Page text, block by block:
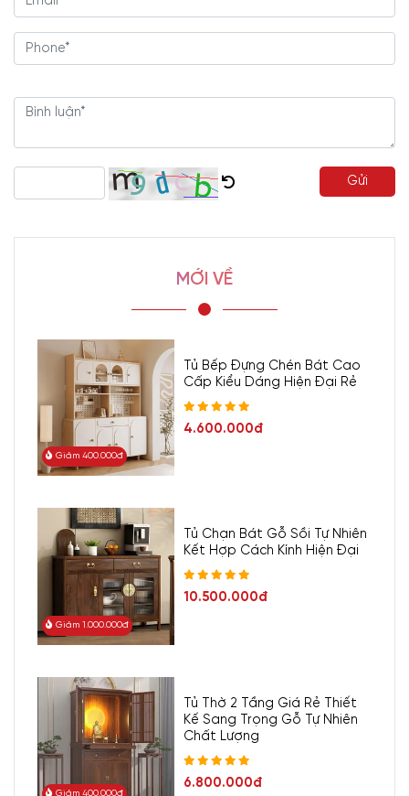
Gửi
MỚI VỀ
Giảm 400.000đ
Tủ Bếp Đựng Chén Bát Cao
Cấp Kiểu Dáng Hiện Đại Rẻ
4.600.000đ
Giảm 1.000.000đ
Tủ Chạn Bát Gỗ Sồi Tự Nhiên
Kết Hợp Cách Kính Hiện Đại
10.500.000đ
Giảm 400.000đ
Tủ Thờ 2 Tầng Giá Rẻ Thiết
Kế Sang Trọng Gỗ Tự Nhiên
Chất Lượng
6.800.000đ